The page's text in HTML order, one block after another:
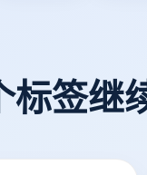
标签继